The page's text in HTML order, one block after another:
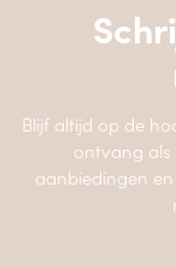
Blijf altijd op de
ontvang als
aanbiedingen